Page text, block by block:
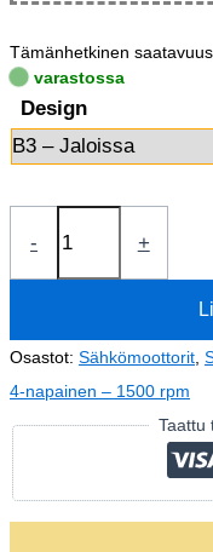
Tämänhetkinen
varastossa
Design
-
0,75kW
(IE3-
400V-
1430
rpm)
määrä
+
Osastot: Sähkömoottorit
4-napainen – 1500 rpm
Taattu